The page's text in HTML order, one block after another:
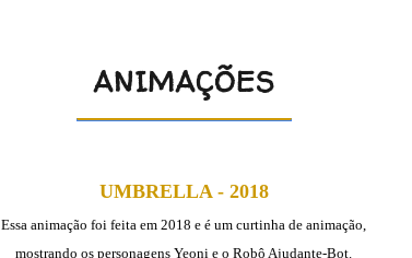
ANIMAÇÕES
UMBRELLA - 2018
Essa animação foi feita em 2018 e é um curtinha de animação,
mostrando os personagens Yeoni e o Robô Ajudante-Bot.